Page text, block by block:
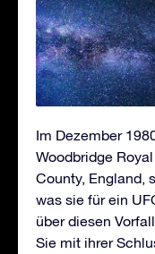
Im Dezember
Woodbridge
County, England,
was sie für ein
über diesen
Sie mit ihrer